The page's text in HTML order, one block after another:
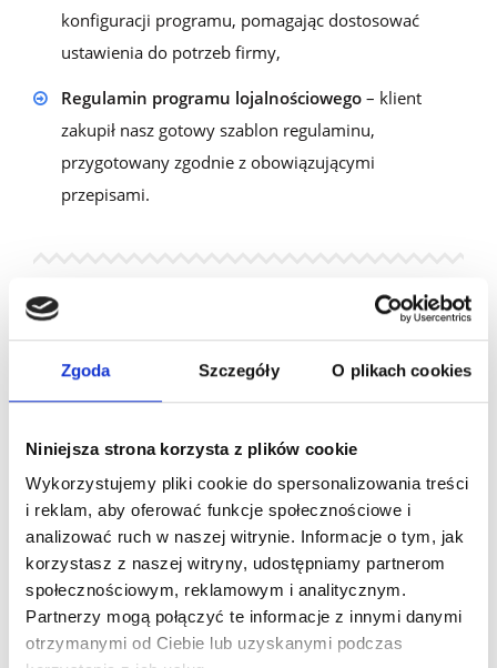
Zgoda Szczegóły O plikach cookies
Niniejsza strona korzysta z plików cookie
Wykorzystujemy pliki cookie do spersonalizowania treści
i reklam, aby oferować funkcje społecznościowe i
analizować ruch w naszej witrynie. Informacje o tym, jak
korzystasz z naszej witryny, udostępniamy partnerom
społecznościowym, reklamowym i analitycznym.
Partnerzy mogą połączyć te informacje z innymi danymi
otrzymanymi od Ciebie lub uzyskanymi podczas
konfiguracji programu, pomagając dostosować
ustawienia do potrzeb firmy,
Regulamin programu lojalnościowego – klient
zakupił nasz gotowy szablon regulaminu,
przygotowany zgodnie z obowiązującymi
przepisami.
Kluczowe funkcje Loyalty
Starter
Program lojalnościowy The CoconutClub został
uruchomiony w gotowym systemie lojalnościowymod
LoyaltyStarter.Wykorzystano w nimfunkcje i
możliwości takie jak:
Panel uczestnika (w formie strony WWW i aplikacji
mobilnej w PWA), który umożliwia sprawdzanie
salda kokosów (punktów lojalnościowych) i historii